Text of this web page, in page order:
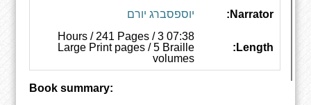
Narrator: יוספסברג יורם
Length:
07:38 Hours / 241 Pages / 3
Large Print pages / 5 Braille
volumes
Book summary: